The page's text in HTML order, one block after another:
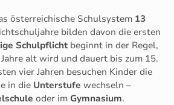
österreichische Schulsystem 13
bilden davon die ersten
Schulpflicht beginnt in der Regel,
alt wird und dauert bis zum 15.
vier Jahren besuchen Kinder die
in die Unterstufe wechseln –
oder im Gymnasium.